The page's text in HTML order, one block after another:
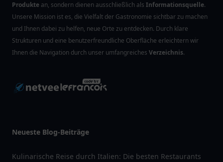
Produkte an, sondern dienen ausschließlich als Informationsquelle.
Unsere Mission ist es, die Vielfalt der Gastronomie sichtbar zu machen
und Ihnen dabei zu helfen, neue Orte zu entdecken. Durch klare
Strukturen und eine benutzerfreundliche Oberfläche erleichtern wir
Ihnen die Navigation durch unser umfangreiches Verzeichnis.
Neueste Blog-Beiträge
Kulinarische Reise durch Italien: Die besten Restaurants